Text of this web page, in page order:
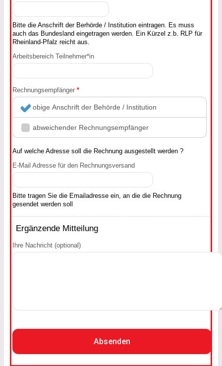
Bitte die Anschrift der Berhörde / Institution eintragen. Es muss
auch das Bundesland eingetragen werden. Ein Kürzel z.b. RLP für
Rheinland-Pfalz reicht aus.
Arbeitsbereich Teilnehmer*in
Rechnungsempfänger *
obige Anschrift der Behörde / Institution
abweichender Rechnungsempfänger
Auf welche Adresse soll die Rechnung ausgestellt werden ?
E-Mail Adresse für den Rechnungsversand
Bitte tragen Sie die Emailadresse ein, an die die Rechnung
gesendet werden soll
Ergänzende Mitteilung
Ihre Nachricht (optional)
Absenden